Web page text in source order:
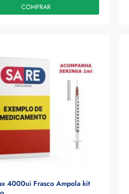
COMPRAR
4000ui Frasco Ampola kit